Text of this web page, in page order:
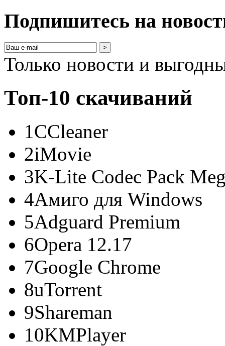
Подпишитесь на
>
Только новости и
Топ-10 скачиваний
1CCleaner
2iMovie
3K-Lite Codec Pack
4Амиго для Windows
5Adguard Premium
6Opera 12.17
7Google Chrome
8uTorrent
9Shareman
10KMPlayer